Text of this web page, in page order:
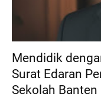
Mendidik
Surat Edaran
Sekolah Banten